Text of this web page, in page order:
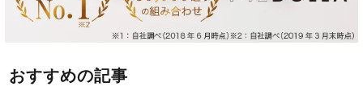
おすすめの記事